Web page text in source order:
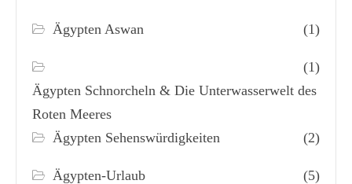
Ägypten Aswan (1)
Ägypten Schnorcheln & Die Unterwasserwelt des
Roten Meeres
(1)
Ägypten Sehenswürdigkeiten (2)
Ägypten-Urlaub (5)